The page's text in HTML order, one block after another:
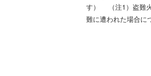
す） （注1）盗難火
難に遭われた場合に